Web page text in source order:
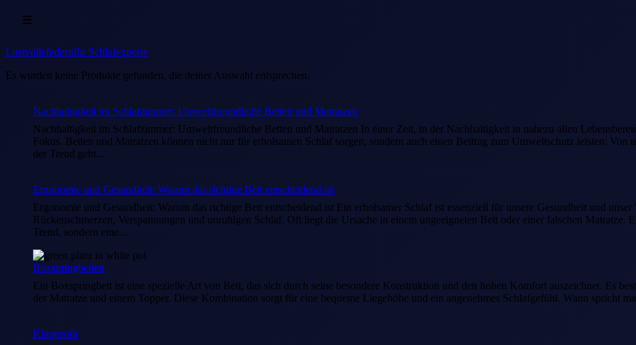
☰
LustvollefedernIhr Schlafexperte
Es wurden keine Produkte gefunden, die deiner Auswahl entsprechen.
Nachhaltigkeit im Schlafzimmer: Umweltfreundliche Betten und Matratzen
Nachhaltigkeit im Schlafzimmer: Umweltfreundliche Betten und Matratzen In einer Zeit, in der Nachhaltigkeit in nahezu allen
Fokus. Betten und Matratzen können nicht nur für erholsamen Schlaf sorgen, sondern auch einen Beitrag zum Umweltschutz leisten.
der Trend geht...
Ergonomie und Gesundheit: Warum das richtige Bett entscheidend ist
Ergonomie und Gesundheit: Warum das richtige Bett entscheidend ist Ein erholsamer Schlaf ist essenziell für unsere Gesundheit und
Rückenschmerzen, Verspannungen und unruhigen Schlaf. Oft liegt die Ursache in einem ungeeigneten Bett oder einer falschen Matratze.
Trend, sondern eine...
Boxspringbetten
Ein Boxspringbett ist eine spezielle Art von Bett, das sich durch seine besondere Konstruktion und den hohen Komfort auszeichnet. Es
der Matratze und einem Topper. Diese Kombination sorgt für eine bequeme Liegehöhe und ein angenehmes Schlafgefühl. Wann spricht
Klappsofa